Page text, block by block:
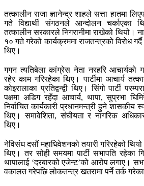
तत्कालीन राजा ज्ञानेन्द्र शाहले सत्ता हातमा
गते विद्यार्थी संगठनले आन्दोलन चर्काएका
तत्कालीन सरकारले निगरानीमा राखेको थियो।
१० गते गरेको कार्यक्रममा राजतन्त्रको विरोध
थिए।
गगन त्यतिबेला कांग्रेस नेता नरहरि आचार्यको
रहेर काम गरिरहेका थिए। पार्टीमा आचार्य
कोइरालाका प्रतिद्वन्द्वी थिए। सिंगो पार्टी
पक्षमा अडिग रहँदा आचार्य, थापा, सुप्रभा
निर्वाचित कार्यकारी प्रधानमन्त्री हुने
थिए। समावेशिता, संघीयता र नागरिक
थिए।
नेविसंघ दसौं महाधिवेशनको तयारी गरिरहेको
थिए। तर सोही समयमा पार्टी सभापति रहेका
थापालाई ‘दरबारको एजेन्ट’को आरोप लगाए।
वकालत गरेपछि लोकतन्त्र खतरामा पर्ने तर्क